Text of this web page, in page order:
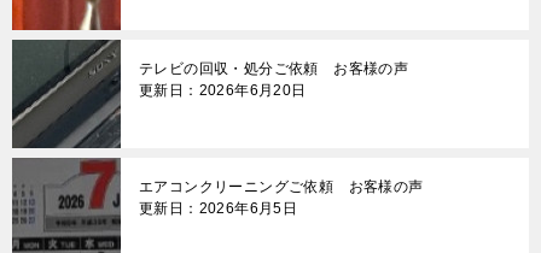
テレビの回収・処分ご依頼 お客様の声
更新日：2026年6月20日
エアコンクリーニングご依頼 お客様の声
更新日：2026年6月5日